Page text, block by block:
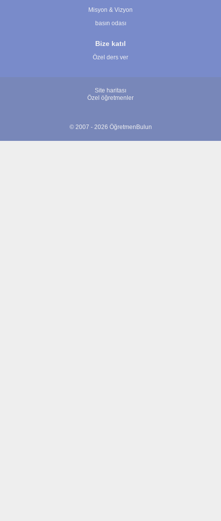
Misyon & Vizyon
basın odası
Bize katıl
Özel ders ver
Site haritası
Özel öğretmenler
© 2007 - 2026 ÖğretmenBulun